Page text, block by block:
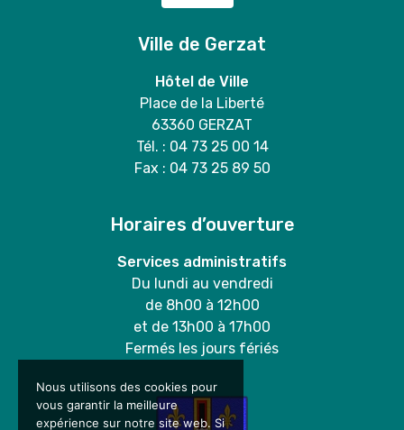
Ville de Gerzat
Hôtel de Ville
Place de la Liberté
63360 GERZAT
Tél. : 04 73 25 00 14
Fax : 04 73 25 89 50
Horaires d’ouverture
Services administratifs
Du lundi au vendredi
de 8h00 à 12h00
et de 13h00 à 17h00
Fermés les jours fériés
Nous utilisons des cookies pour
vous garantir la meilleure
expérience sur notre site web. Si